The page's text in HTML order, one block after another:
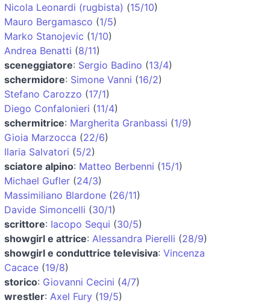
Nicola Leonardi (rugbista) (15/10)
Mauro Bergamasco (1/5)
Marko Stanojevic (1/10)
Andrea Benatti (8/11)
sceneggiatore: Sergio Badino (13/4)
schermidore: Simone Vanni (16/2)
Stefano Carozzo (17/1)
Diego Confalonieri (11/4)
schermitrice: Margherita Granbassi (1/9)
Gioia Marzocca (22/6)
Ilaria Salvatori (5/2)
sciatore alpino: Matteo Berbenni (15/1)
Michael Gufler (24/3)
Massimiliano Blardone (26/11)
Davide Simoncelli (30/1)
scrittore: Iacopo Sequi (30/5)
showgirl e attrice: Alessandra Pierelli (28/9)
showgirl e conduttrice televisiva: Vincenza
Cacace (19/8)
storico: Giovanni Cecini (4/7)
wrestler: Axel Fury (19/5)